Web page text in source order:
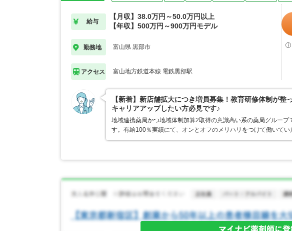
給与
【月収】38.0万円～50.0万円以上
【年収】500万円～900万円モデル
勤務地 富山県 黒部市
アクセス 富山地方鉄道本線 電鉄黒部駅
【新着】新店舗拡大につき増員募集！教育研修体制が
キャリアアップしたい方必見です♪
地域連携薬局かつ地域体制加算2取得の意識高い系の薬局グルー
す。有給100％実績にて、オンとオフのメリハリをつけて働いて